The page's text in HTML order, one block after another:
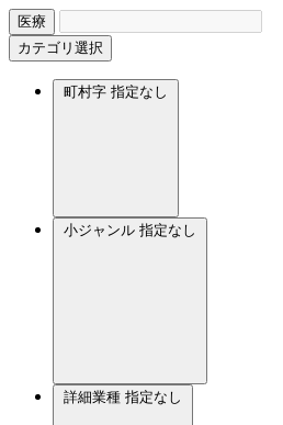
医療
カテゴリ選択
町村字 指定なし
小ジャンル 指定なし
詳細業種 指定なし